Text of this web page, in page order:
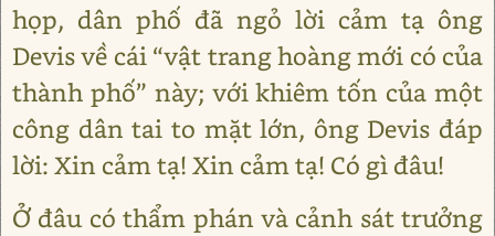
họp, dân phố đã ngỏ lời cảm tạ ông
Devis về cái “vật trang hoàng mới có của
thành phố” này; với khiêm tốn của một
công dân tai to mặt lớn, ông Devis đáp
lời: Xin cảm tạ! Xin cảm tạ! Có gì đâu!
Ở đâu có thẩm phán và cảnh sát trưởng